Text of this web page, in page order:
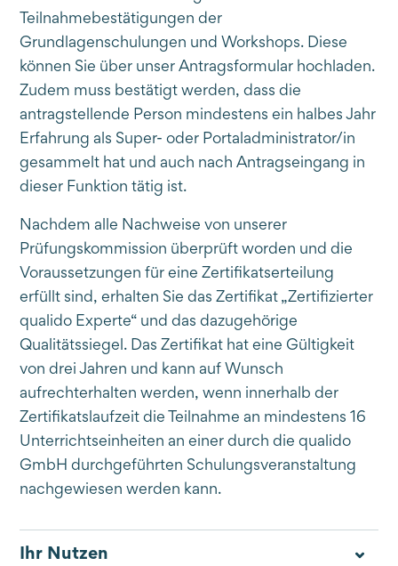
Teilnahmebestätigungen der
Grundlagenschulungen und Workshops. Diese
können Sie über unser Antragsformular hochladen.
Zudem muss bestätigt werden, dass die
antragstellende Person mindestens ein halbes Jahr
Erfahrung als Super- oder Portaladministrator/in
gesammelt hat und auch nach Antragseingang in
dieser Funktion tätig ist.
Nachdem alle Nachweise von unserer
Prüfungskommission überprüft worden und die
Voraussetzungen für eine Zertifikatserteilung
erfüllt sind, erhalten Sie das Zertifikat „Zertifizierter
qualido Experte“ und das dazugehörige
Qualitätssiegel. Das Zertifikat hat eine Gültigkeit
von drei Jahren und kann auf Wunsch
aufrechterhalten werden, wenn innerhalb der
Zertifikatslaufzeit die Teilnahme an mindestens 16
Unterrichtseinheiten an einer durch die qualido
GmbH durchgeführten Schulungsveranstaltung
nachgewiesen werden kann.
Ihr Nutzen